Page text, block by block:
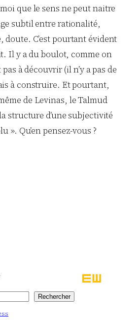
que le sens ne peut naitre
subtil entre rationalité,
doute. C’est pourtant évident
Il y a du boulot, comme on
pas à découvrir (il n’y a pas de
à construire. Et pourtant,
de Levinas, le Talmud
structure d’une subjectivité
». Qu’en pensez-vous ?
Rechercher